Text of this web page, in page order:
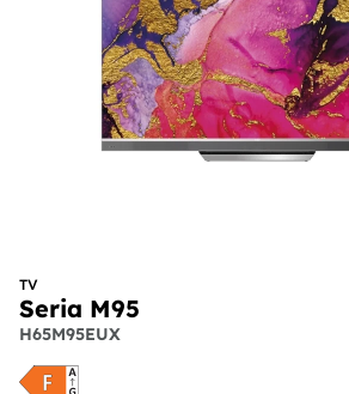
TV
Seria M95
H65M95EUX